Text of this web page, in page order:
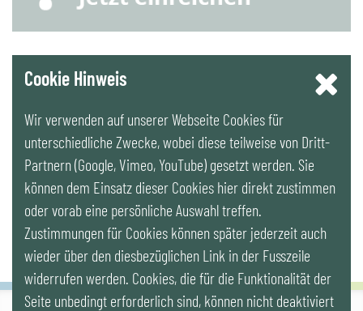
YouTube
LinkedIn
Newsletter
Cookie Hinweis
Wir verwenden auf unserer Webseite Cookies für
unterschiedliche Zwecke, wobei diese teilweise von Dritt-
Partnern (Google, Vimeo, YouTube) gesetzt werden. Sie
können dem Einsatz dieser Cookies hier direkt zustimmen
oder vorab eine persönliche Auswahl treffen.
Zustimmungen für Cookies können später jederzeit auch
wieder über den diesbezüglichen Link in der Fusszeile
widerrufen werden. Cookies, die für die Funktionalität der
Seite unbedingt erforderlich sind, können nicht deaktiviert